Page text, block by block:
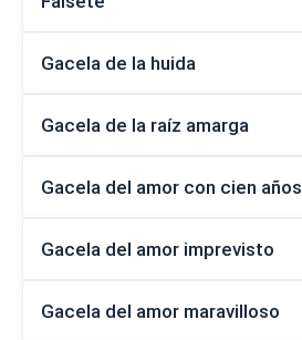
Gacela de la huida
Gacela de la raíz amarga
Gacela del amor con cien años
Gacela del amor imprevisto
Gacela del amor maravilloso